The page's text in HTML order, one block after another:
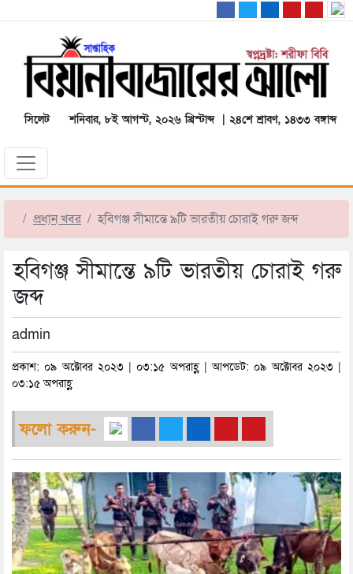
সিলেট শনিবার, ৮ই আগস্ট, ২০২৬ খ্রিস্টাব্দ | ২৪শে শ্রাবণ, ১৪৩৩ বঙ্গাব্দ
প্রধান খবর হবিগঞ্জ সীমান্তে ৯টি ভারতীয় চোরাই গরু জব্দ
হবিগঞ্জ সীমান্তে ৯টি ভারতীয় চোরাই গরু
জব্দ
admin
প্রকাশ: ০৯ অক্টোবর ২০২৩ | ০৩:১৫ অপরাহ্ণ | আপডেট: ০৯ অক্টোবর ২০২৩ |
০৩:১৫ অপরাহ্ণ
ফলো করুন-